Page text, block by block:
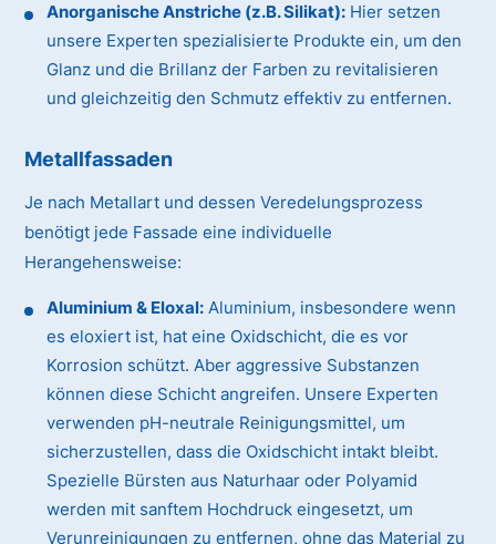
Anorganische Anstriche (z.B. Silikat): Hier setzen
unsere Experten spezialisierte Produkte ein, um den
Glanz und die Brillanz der Farben zu revitalisieren
und gleichzeitig den Schmutz effektiv zu entfernen.
Metallfassaden
Je nach Metallart und dessen Veredelungsprozess
benötigt jede Fassade eine individuelle
Herangehensweise:
Aluminium & Eloxal: Aluminium, insbesondere wenn
es eloxiert ist, hat eine Oxidschicht, die es vor
Korrosion schützt. Aber aggressive Substanzen
können diese Schicht angreifen. Unsere Experten
verwenden pH-neutrale Reinigungsmittel, um
sicherzustellen, dass die Oxidschicht intakt bleibt.
Spezielle Bürsten aus Naturhaar oder Polyamid
werden mit sanftem Hochdruck eingesetzt, um
Verunreinigungen zu entfernen, ohne das Material zu